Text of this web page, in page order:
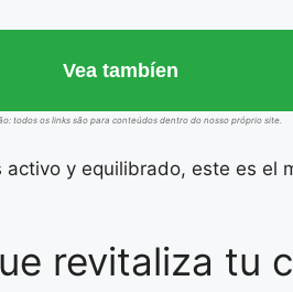
Vea tambíen
todos os links são para conteúdos dentro do nosso próprio site.
y equilibrado, este es el
revitaliza tu